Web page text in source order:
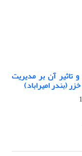
تاثیر آن بر مدیریت
(بندر امیراباد)